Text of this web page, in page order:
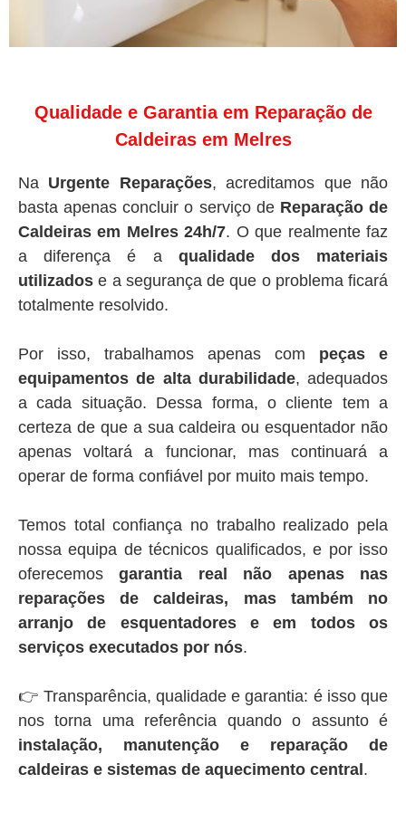
Qualidade e Garantia em Reparação de
Caldeiras em Melres
Na Urgente Reparações, acreditamos que não
basta apenas concluir o serviço de Reparação de
Caldeiras em Melres 24h/7. O que realmente faz
a diferença é a qualidade dos materiais
utilizados e a segurança de que o problema ficará
totalmente resolvido.
Por isso, trabalhamos apenas com peças e
equipamentos de alta durabilidade, adequados
a cada situação. Dessa forma, o cliente tem a
certeza de que a sua caldeira ou esquentador não
apenas voltará a funcionar, mas continuará a
operar de forma confiável por muito mais tempo.
Temos total confiança no trabalho realizado pela
nossa equipa de técnicos qualificados, e por isso
oferecemosgarantia real não apenas nas
reparações de caldeiras, mas também no
arranjo de esquentadores e em todos os
serviços executados por nós.
👉 Transparência, qualidade e garantia: é isso que
nos torna uma referência quando o assunto é
instalação, manutenção e reparação de
caldeiras e sistemas de aquecimento central.